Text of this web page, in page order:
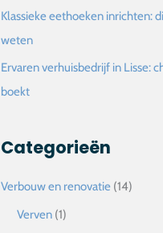
Klassieke eethoeken inrichten:
weten
Ervaren verhuisbedrijf in Lisse:
boekt
Categorieën
Verbouw en renovatie (14)
Verven (1)